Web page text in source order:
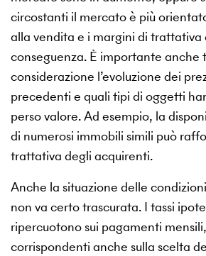
circostanti il mercato è più
alla vendita e i margini di trattativa
conseguenza. È importante anche
considerazione l’evoluzione dei
precedenti e quali tipi di oggetti
perso valore. Ad esempio, la
di numerosi immobili simili può
trattativa degli acquirenti.
Anche la situazione delle
non va certo trascurata. I tassi
ripercuotono sui pagamenti
corrispondenti anche sulla scelta